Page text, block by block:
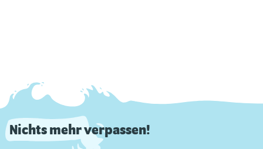
Nichts mehr verpassen!